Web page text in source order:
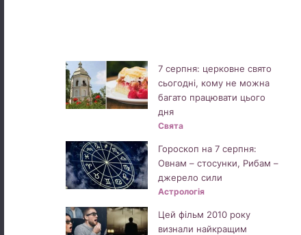
7 серпня: церковне свято
сьогодні, кому не можна
багато працювати цього
дня
Свята
Гороскоп на 7 серпня:
Овнам – стосунки, Рибам –
джерело сили
Астрологія
Цей фільм 2010 року
визнали найкращим